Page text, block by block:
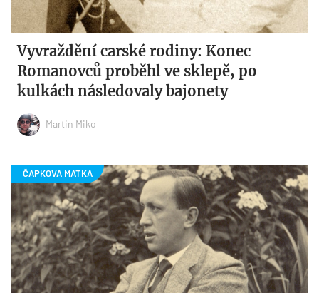
Vyvraždění carské rodiny: Konec
Romanovců proběhl ve sklepě, po
kulkách následovaly bajonety
Martin Miko